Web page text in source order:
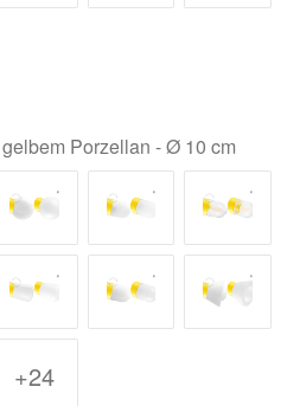
Porzellan - Ø 10 cm
+24